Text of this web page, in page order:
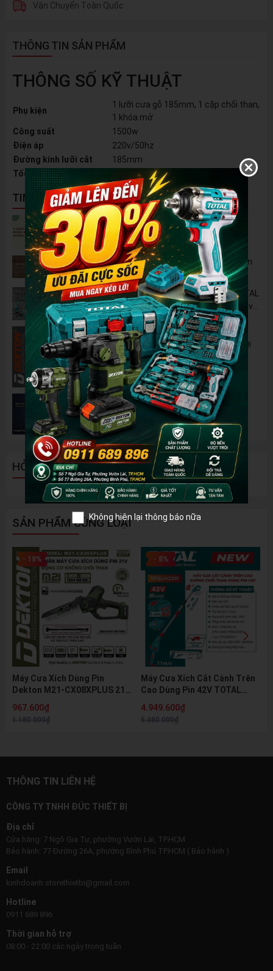
Vận Chuyển Toàn Quốc
THÔNG TIN SẢN PHẨM
THÔNG SỐ KỸ THUẬT
Phụ kiện
1 lưỡi cưa gỗ 185mm, 1 cặp chổi than,
1 khóa mở
Công suất
1500w
Điện áp
220v/50hz
Đường kính lưỡi cắt
185mm
Tốc độ không tải
6000v/phút
TIN NỔI BẬT
5 Cách Tận Dụng Máy Phun Xịt Áp Lực Cao
Không Chỉ Để Rửa Xe
Tủ Dụng Cụ CSPS: Giải Pháp Sắp Xếp Chuyên
Nghiệp Cho Mọi Xưởng Cơ Khí
🔋 Đột Phá Công Nghệ: Pin Lithium 42V TOTAL
B42M – Giải Pháp Thay Thế Máy Dùng Điện và
Nhiên Liệu
Pin 2Ah Chân Phổ Thông Dekton M21-
B2065PLUS - GỌN NHẸ, TIỆN LỢI đã về hàng!!!
Đánh Giá 2 Mẫu Máy Mài WORKPRO Giá Rẻ
Đáng Mua Nhất Hiện Nay
HỎI ĐÁP - BÌNH LUẬN
SẢN PHẨM CÙNG LOẠI
- 18%
Máy Cưa Xích Dùng Pin
Dekton M21-CX08XPLUS 21V
Bơm Dầu Tự Động Cưa Cành
Cưa Gỗ
967.600₫
1.180.000₫
- 8%
Máy Cưa Xích Cắt Cành Trên
Cao Dùng Pin 42V TOTAL
Không Chổi Than
(Brushless), Lam 8 inch
4.949.600₫
5.380.000₫
THÔNG TIN LIÊN HỆ
CÔNG TY TNHH ĐỨC THIẾT BỊ
Địa chỉ
Cửa hàng: 7 Ngô Gia Tự, phường Vườn Lài, TP.HCM
Bảo hành: 77 Đường 26A, phường Bình Phú TP.HCM ( Bảo hành )
Email
kinhdoanh.storethietbi@gmail.com
Hotline
0911 689 896
Thời gian hỗ trợ
08:00 - 22:00 các ngày trong tuần
Không hiện lại thông báo nữa